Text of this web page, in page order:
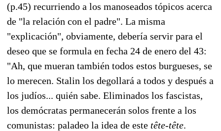
(p.45) recurriendo a los manoseados tópicos acerca
de "la relación con el padre". La misma
"explicación", obviamente, debería servir para el
deseo que se formula en fecha 24 de enero del 43:
"Ah, que mueran también todos estos burgueses, se
lo merecen. Stalin los degollará a todos y después a
los judíos... quién sabe. Eliminados los fascistas,
los demócratas permanecerán solos frente a los
comunistas: paladeo la idea de este tête-tête.